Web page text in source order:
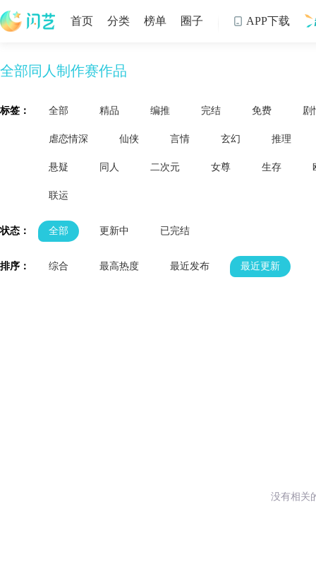
首页 分类 榜单 圈子  APP下载
全部同人制作赛作品
标签： 全部 精品 编推 完结 免费 剧
虐恋情深 仙侠 言情 玄幻 推理
悬疑 同人 二次元 女尊 生存
联运
状态： 全部 更新中 已完结
排序： 综合 最高热度 最近发布 最近更新
没有相关